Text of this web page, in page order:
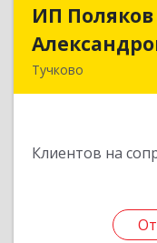
ИП
Тучково
Клиентов на